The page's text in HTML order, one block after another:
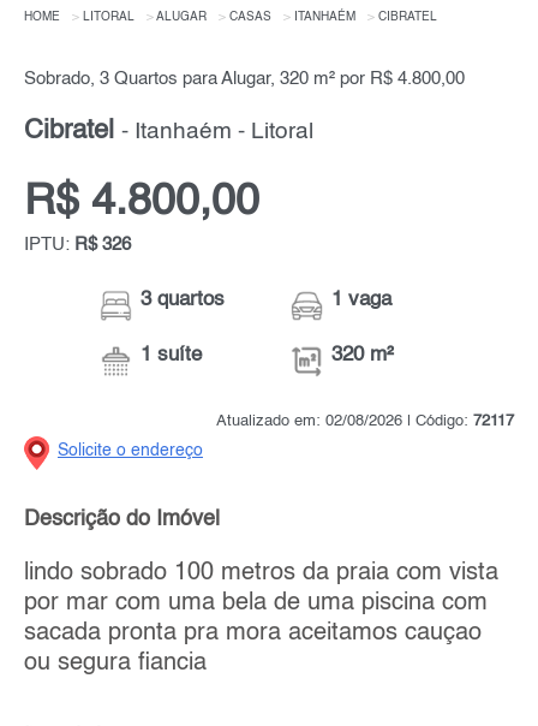
HOME LITORAL ALUGAR CASAS ITANHAÉM CIBRATEL
Sobrado, 3 Quartos para Alugar, 320 m² por R$ 4.800,00
Cibratel - Itanhaém - Litoral
R$ 4.800,00
IPTU: R$ 326
3 quartos
1 suíte
1 vaga
320 m²
Atualizado em: 02/08/2026 | Código: 72117
Solicite o endereço
Descrição do Imóvel
lindo sobrado 100 metros da praia com vista
por mar com uma bela de uma piscina com
sacada pronta pra mora aceitamos cauçao
ou segura fiancia